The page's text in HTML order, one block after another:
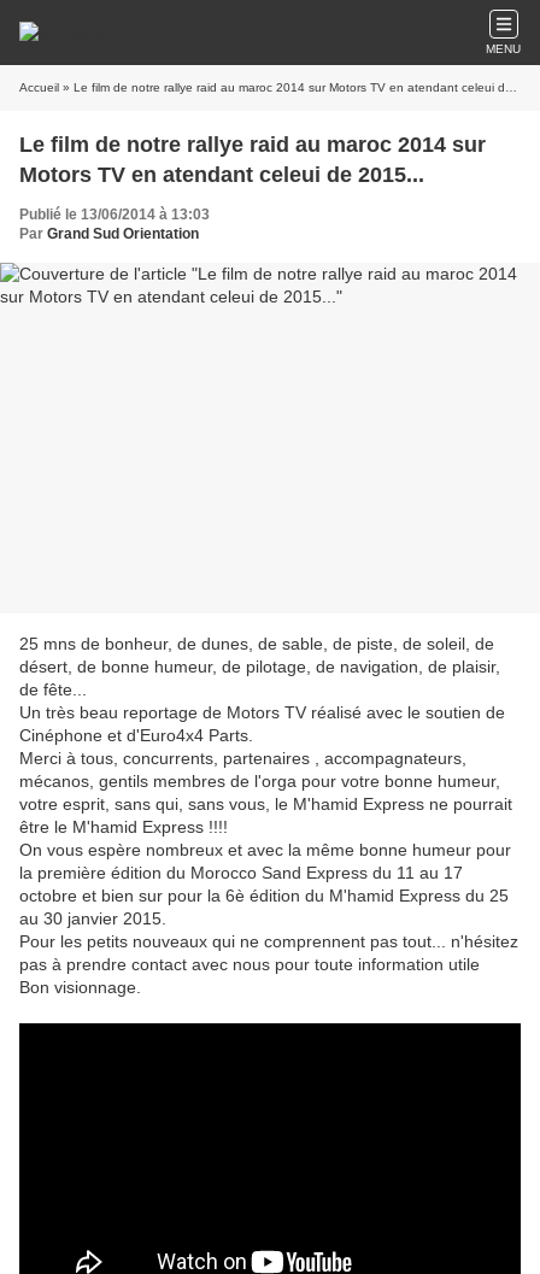
MENU
Accueil » Le film de notre rallye raid au maroc 2014 sur Motors TV en atendant celeui de 2015...
Le film de notre rallye raid au maroc 2014 sur
Motors TV en atendant celeui de 2015...
Publié le 13/06/2014 à 13:03
Par Grand Sud Orientation
25 mns de bonheur, de dunes, de sable, de piste, de soleil, de
désert, de bonne humeur, de pilotage, de navigation, de plaisir,
de fête...
Un très beau reportage de Motors TV réalisé avec le soutien de
Cinéphone et d'Euro4x4 Parts.
Merci à tous, concurrents, partenaires , accompagnateurs,
mécanos, gentils membres de l'orga pour votre bonne humeur,
votre esprit, sans qui, sans vous, le M'hamid Express ne pourrait
être le M'hamid Express !!!!
On vous espère nombreux et avec la même bonne humeur pour
la première édition du Morocco Sand Express du 11 au 17
octobre et bien sur pour la 6è édition du M'hamid Express du 25
au 30 janvier 2015.
Pour les petits nouveaux qui ne comprennent pas tout... n'hésitez
pas à prendre contact avec nous pour toute information utile
Bon visionnage.